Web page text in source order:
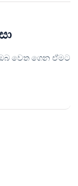
වෙත ගෙන ඒමට